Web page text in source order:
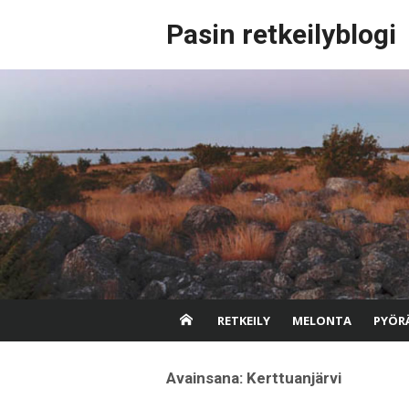
Pasin retkeilyblogi
RETKEILY MELONTA
Avainsana: Kerttuanjärvi